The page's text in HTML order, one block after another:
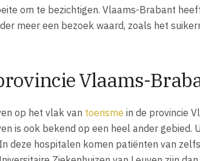
om te bezichtigen. Vlaams-Brabant
meer een bezoek waard, zoals het
Vlaams-
op het vlak van toerisme in de provincie
is ook bekend op een heel ander gebied.
deze hospitalen komen patiënten van